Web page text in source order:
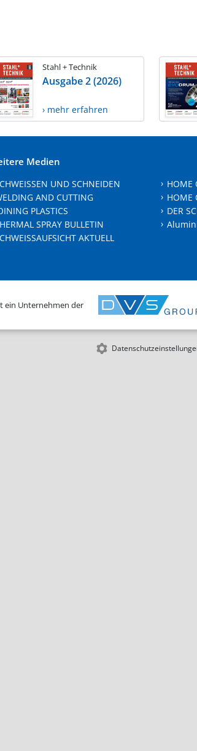
Stahl + Technik
Ausgabe 2 (2026)
› mehr erfahren
Medien
UND SCHNEIDEN
AND CUTTING
PLASTICS
SPRAY BULLETIN
AKTUELL
HOME
HOME
DER
ein Unternehmen der